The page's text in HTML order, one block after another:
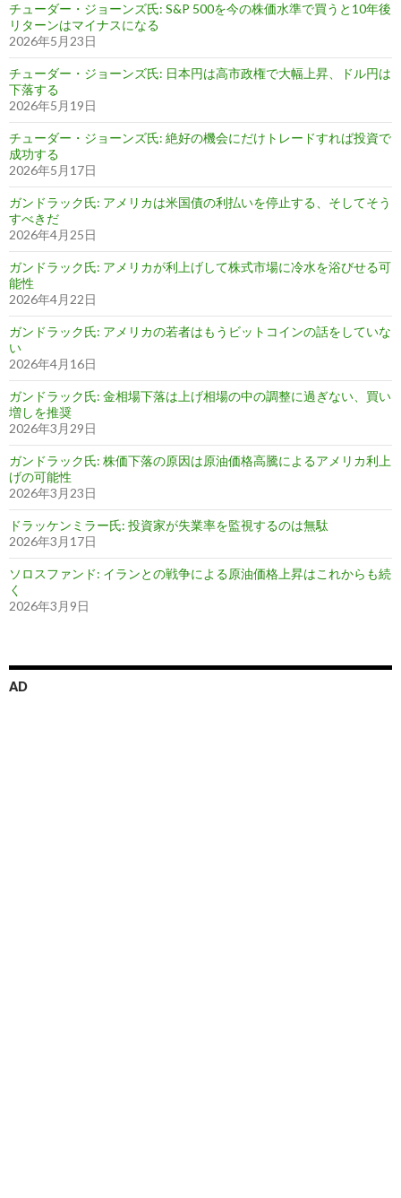
チューダー・ジョーンズ氏: S&P 500を今の株価水準で買うと10年後
リターンはマイナスになる
2026年5月23日
チューダー・ジョーンズ氏: 日本円は高市政権で大幅上昇、ドル円は
下落する
2026年5月19日
チューダー・ジョーンズ氏: 絶好の機会にだけトレードすれば投資で
成功する
2026年5月17日
ガンドラック氏: アメリカは米国債の利払いを停止する、そしてそう
すべきだ
2026年4月25日
ガンドラック氏: アメリカが利上げして株式市場に冷水を浴びせる可
能性
2026年4月22日
ガンドラック氏: アメリカの若者はもうビットコインの話をしていな
い
2026年4月16日
ガンドラック氏: 金相場下落は上げ相場の中の調整に過ぎない、買い
増しを推奨
2026年3月29日
ガンドラック氏: 株価下落の原因は原油価格高騰によるアメリカ利上
げの可能性
2026年3月23日
ドラッケンミラー氏: 投資家が失業率を監視するのは無駄
2026年3月17日
ソロスファンド: イランとの戦争による原油価格上昇はこれからも続
く
2026年3月9日
AD